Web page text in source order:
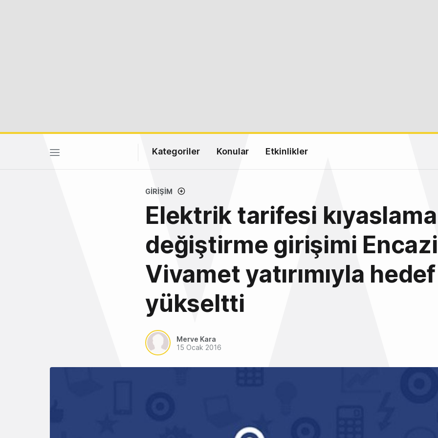
Kategoriler Konular Etkinlikler
GIRIŞIM
Elektrik tarifesi
değiştirme girişimi
Vivamet yatırımıyla hedef
yükseltti
Merve Kara
15 Ocak 2016